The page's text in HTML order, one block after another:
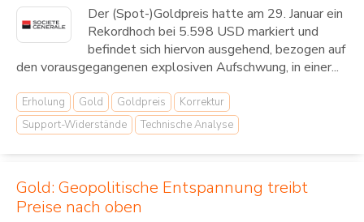
Der (Spot-)Goldpreis hatte am 29. Januar ein
Rekordhoch bei 5.598 USD markiert und
befindet sich hiervon ausgehend, bezogen auf
den vorausgegangenen explosiven Aufschwung, in einer...
Erholung Gold Goldpreis
Korrektur
Support-Widerstände
Technische Analyse
Gold: Geopolitische Entspannung treibt
Preise nach oben